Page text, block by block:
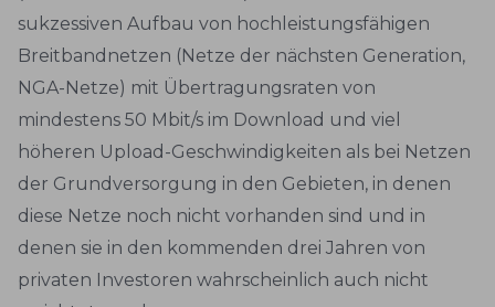
sukzessiven Aufbau von hochleistungsfähigen
Breitbandnetzen (Netze der nächsten Generation,
NGA-Netze) mit Übertragungsraten von
mindestens 50 Mbit/s im Download und viel
höheren Upload-Geschwindigkeiten als bei Netzen
der Grundversorgung in den Gebieten, in denen
diese Netze noch nicht vorhanden sind und in
denen sie in den kommenden drei Jahren von
privaten Investoren wahrscheinlich auch nicht